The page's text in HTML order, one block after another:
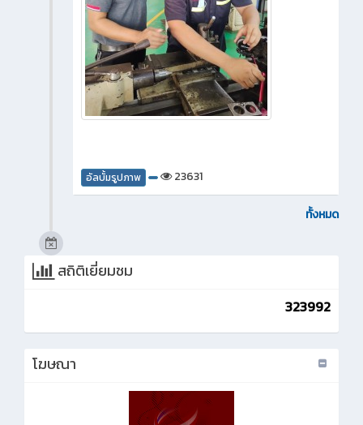
อัลบั้มรูปภาพ 23631
ทั้งหมด
สถิติเยี่ยมชม
323992
โฆษณา